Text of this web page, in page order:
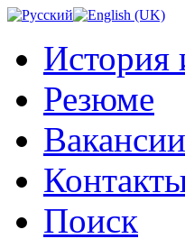
История
Резюме
Вакансии
Поиск